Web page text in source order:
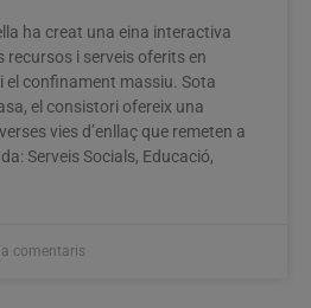
ha creat una eina interactiva
recursos i serveis oferits en
i el confinament massiu. Sota
el consistori ofereix una
vies d’enllaç que remeten a
Serveis Socials, Educació,
comentaris